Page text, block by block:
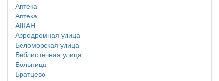
Аптека
Аптека
АШАН
Аэродромная улица
Беломорская улица
Библиотечная улица
Больница
Братцево